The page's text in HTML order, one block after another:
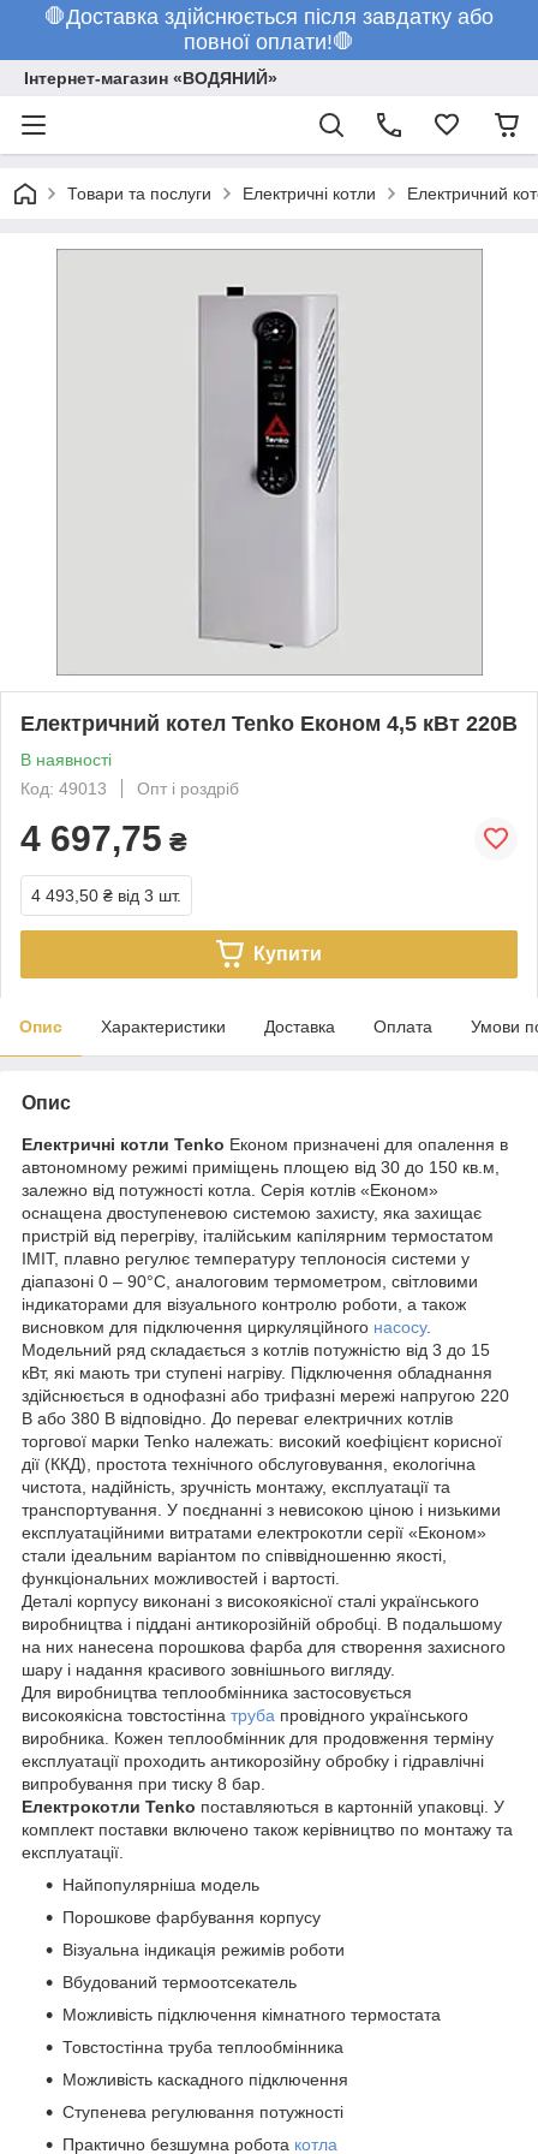
🛑Доставка здійснюється після завдатку або
повної оплати!🛑
Інтернет-магазин «ВОДЯНИЙ»
Товари та послуги Електричні котли Електричний
Електричний котел Tenko Економ 4,5 кВт 220В
В наявності
Код: 49013
Опт і роздріб
4 697,75 ₴
4 493,50 ₴ від 3 шт.
Купити
Опис Характеристики Доставка Оплата Умови
Опис
Електричні котли Tenko Економ призначені для опалення в
автономному режимі приміщень площею від 30 до 150 кв.м,
залежно від потужності котла. Серія котлів «Економ»
оснащена двоступеневою системою захисту, яка захищає
пристрій від перегріву, італійським капілярним термостатом
IMIT, плавно регулює температуру теплоносія системи у
діапазоні 0 – 90°С, аналоговим термометром, світловими
індикаторами для візуального контролю роботи, а також
висновком для підключення циркуляційного насосу.
Модельний ряд складається з котлів потужністю від 3 до 15
кВт, які мають три ступені нагріву. Підключення обладнання
здійснюється в однофазні або трифазні мережі напругою 220
В або 380 В відповідно. До переваг електричних котлів
торгової марки Tenko належать: високий коефіцієнт корисної
дії (ККД), простота технічного обслуговування, екологічна
чистота, надійність, зручність монтажу, експлуатації та
транспортування. У поєднанні з невисокою ціною і низькими
експлуатаційними витратами електрокотли серії «Економ»
стали ідеальним варіантом по співвідношенню якості,
функціональних можливостей і вартості.
Деталі корпусу виконані з високоякісної сталі українського
виробництва і піддані антикорозійній обробці. В подальшому
на них нанесена порошкова фарба для створення захисного
шару і надання красивого зовнішнього вигляду.
Для виробництва теплообмінника застосовується
високоякісна товстостінна труба провідного українського
виробника. Кожен теплообмінник для продовження терміну
експлуатації проходить антикорозійну обробку і гідравлічні
випробування при тиску 8 бар.
Електрокотли Tenko поставляються в картонній упаковці. У
комплект поставки включено також керівництво по монтажу та
експлуатації.
Найпопулярніша модель
Порошкове фарбування корпусу
Візуальна індикація режимів роботи
Вбудований термоотсекатель
Можливість підключення кімнатного термостата
Товстостінна труба теплообмінника
Можливість каскадного підключення
Ступенева регулювання потужності
Практично безшумна робота котла